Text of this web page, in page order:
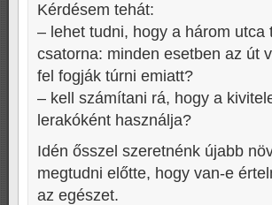
Kérdésem tehát:
– lehet tudni, hogy a három
csatorna: minden esetben az út
fel fogják túrni emiatt?
– kell számítani rá, hogy a
lerakóként használja?
Idén ősszel szeretnénk újabb
megtudni előtte, hogy van-e
az egészet.